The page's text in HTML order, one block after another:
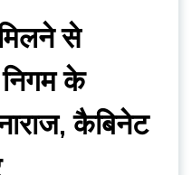
से
निगम के
कैबिनेट